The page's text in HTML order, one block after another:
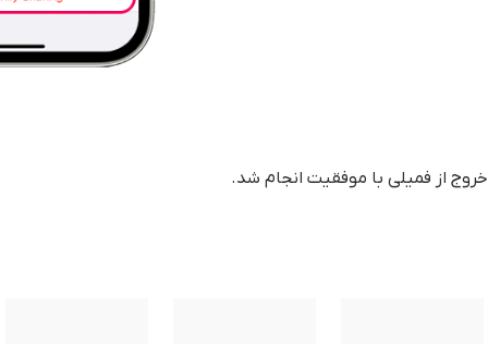
خروج از فمیلی با موفقیت انجام شد.